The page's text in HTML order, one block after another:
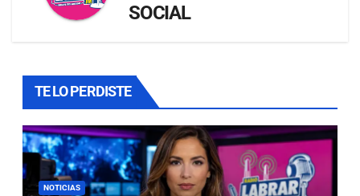
SOCIAL
TE LO PERDISTE
NOTICIAS